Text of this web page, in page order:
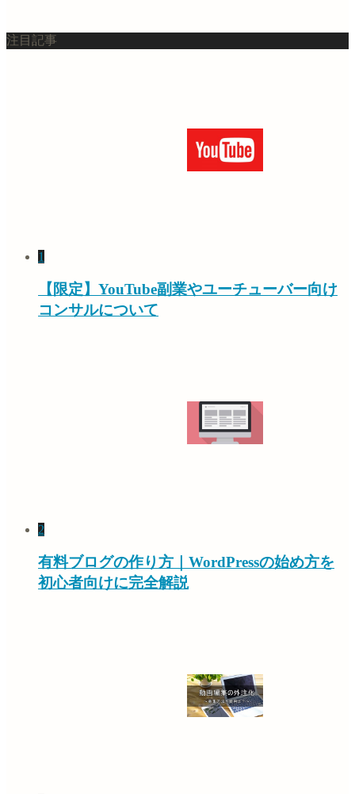
注目記事
1
【限定】YouTube副業やユーチューバー向け
コンサルについて
2
有料ブログの作り方｜WordPressの始め方を
初心者向けに完全解説